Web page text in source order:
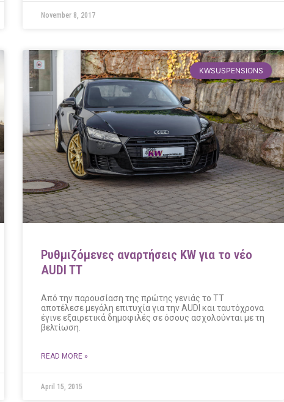
November 8, 2017
KWSUSPENSIONS
Ρυθμιζόμενες αναρτήσεις KW για το νέο
AUDI TT
Από την παρουσίαση της πρώτης γενιάς το ΤΤ
αποτέλεσε μεγάλη επιτυχία για την AUDI και ταυτόχρονα
έγινε εξαιρετικά δημοφιλές σε όσους ασχολούνται με τη
βελτίωση.
READ MORE »
April 15, 2015